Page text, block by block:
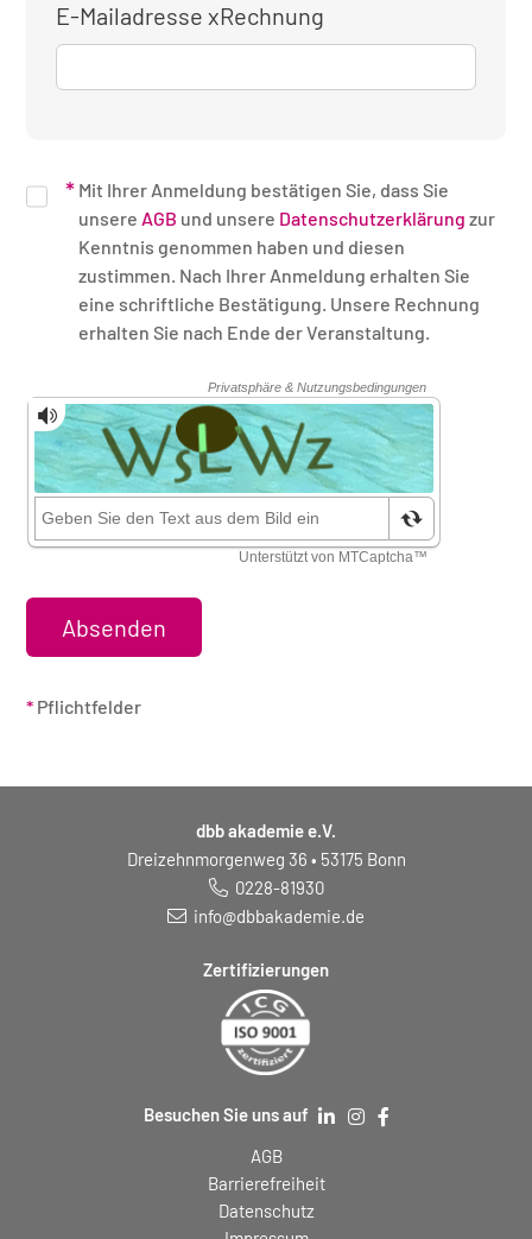
E-Mailadresse xRechnung
Mit Ihrer Anmeldung bestätigen Sie, dass Sie
unsere AGB und unsere Datenschutzerklärung zur
Kenntnis genommen haben und diesen
zustimmen. Nach Ihrer Anmeldung erhalten Sie
eine schriftliche Bestätigung. Unsere Rechnung
erhalten Sie nach Ende der Veranstaltung.
Sicherheitsüberprüfung
* Pflichtfelder
dbb akademie e.V.
Dreizehnmorgenweg 36 • 53175 Bonn
0228-81930
info@dbbakademie.de
Zertifizierungen
Besuchen Sie uns auf
AGB
Barrierefreiheit
Datenschutz